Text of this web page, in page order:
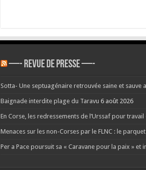
—- REVUE DE PRESSE —-
Sotta- Une septuagénaire retrouvée saine et sauve
Baignade interdite plage du Taravu 6 août 2026
En Corse, les redressements de l’Urssaf pour
Menaces sur les non-Corses par le FLNC : le
Per a Pace poursuit sa « Caravane pour la paix »